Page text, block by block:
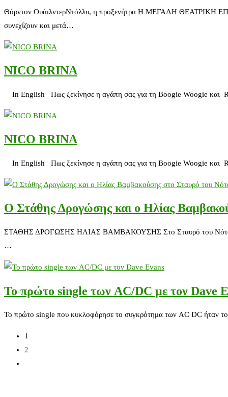
Θόρντον ΟυάιλντερΝτόλλυ, η προξενήτρα H ΜΕΓΑΛΗ
συνεχίζουν και μετά…
NICO BRINA
In English Πως ξεκίνησε η αγάπη σας για τη Boogie Woogie και
NICO BRINA
In English Πως ξεκίνησε η αγάπη σας για τη Boogie Woogie και
Ο Στάθης Δρογώσης και ο Ηλίας
ΣΤΑΘΗΣ ΔΡΟΓΩΣΗΣ ΗΛΙΑΣ ΒΑΜΒΑΚΟΥΣΗΣ Στο Σταυρό του Nότου
…
Το πρώτο single των AC/DC με τον Dave
Το πρώτο single που κυκλοφόρησε το συγκρότημα των AC DC ήταν
1
2